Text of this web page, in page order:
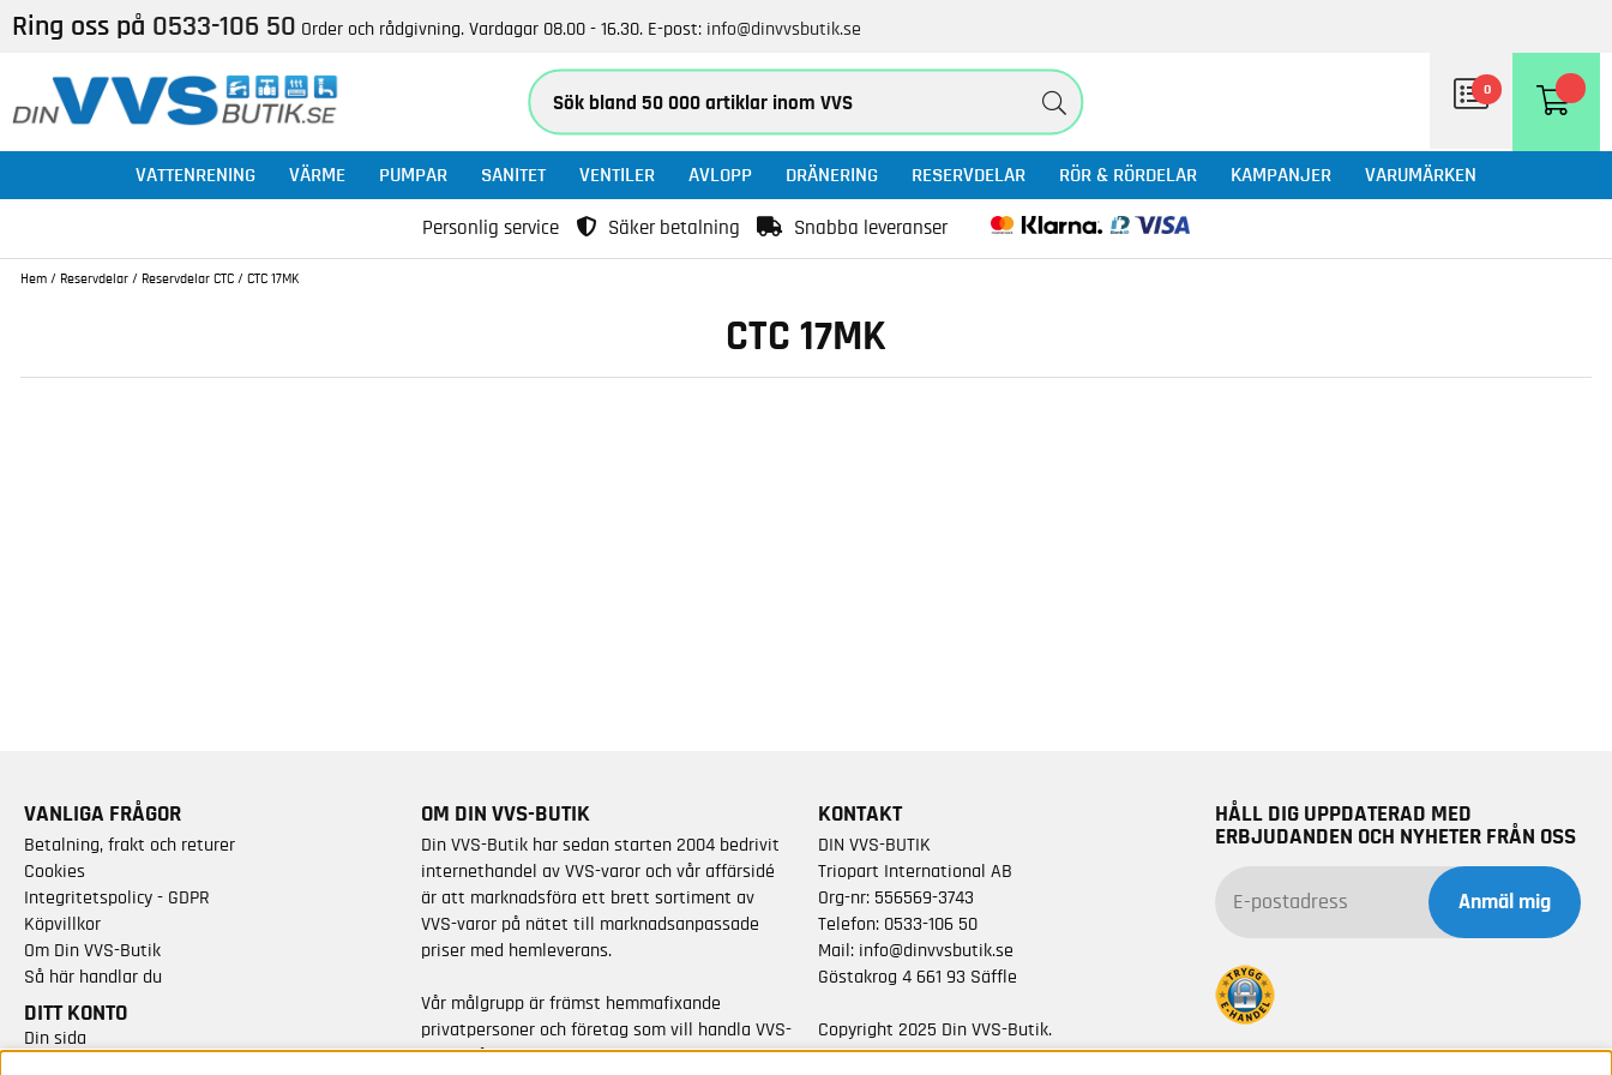
Ring oss på 0533-106 50 Order och rådgivning. Vardagar 08.00 - 16.30. E-post: info@dinvvsbutik.se
0
VATTENRENING VÄRME PUMPAR SANITET VENTILER AVLOPP DRÄNERING RESERVDELAR RÖR & RÖRDELAR KAMPANJER VARUMÄRKEN
Personlig service Säker betalning Snabba leveranser
Hem / Reservdelar / Reservdelar CTC / CTC 17MK
CTC 17MK
VANLIGA FRÅGOR
Betalning, frakt och returer
Cookies
Integritetspolicy - GDPR
Köpvillkor
Om Din VVS-Butik
Så här handlar du
DITT KONTO
Din sida
OM DIN VVS-BUTIK
Din VVS-Butik har sedan starten 2004 bedrivit
internethandel av VVS-varor och vår affärsidé
är att marknadsföra ett brett sortiment av
VVS-varor på nätet till marknadsanpassade
priser med hemleverans.
Vår målgrupp är främst hemmafixande
privatpersoner och företag som vill handla VVS-
varor från kända varumärken.
KONTAKT
DIN VVS-BUTIK
Triopart International AB
Org-nr: 556569-3743
Telefon: 0533-106 50
Mail: info@dinvvsbutik.se
Göstakrog 4 661 93 Säffle
Copyright 2025 Din VVS-Butik.
All rights reserved.
HÅLL DIG UPPDATERAD MED
ERBJUDANDEN OCH NYHETER FRÅN OSS
Anmäl mig